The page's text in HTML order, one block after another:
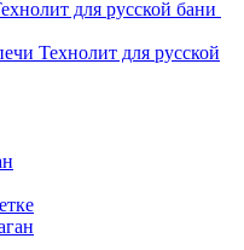
для русской бани
Технолит для русской